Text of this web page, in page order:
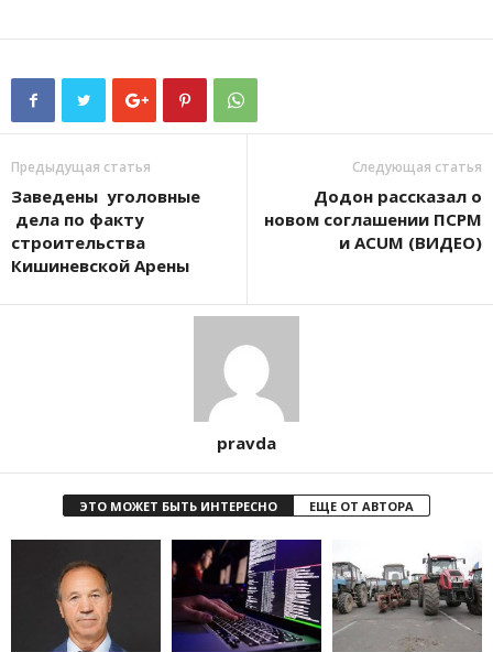
Предыдущая статья
Заведены уголовные
дела по факту
строительства
Кишиневской Арены
Следующая статья
Додон рассказал о
новом соглашении ПСРМ
и ACUM (ВИДЕО)
pravda
ЭТО МОЖЕТ БЫТЬ ИНТЕРЕСНО ЕЩЕ ОТ АВТОРА